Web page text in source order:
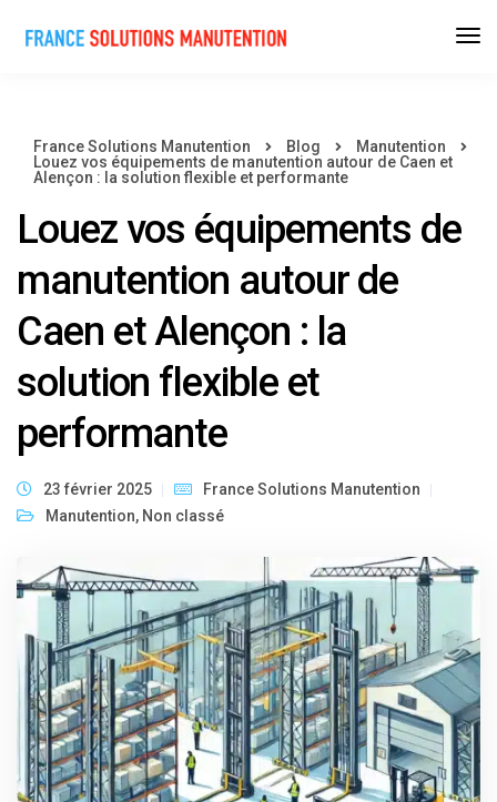
France Solutions Manutention Blog
Manutention
Louez vos équipements de manutention autour de Caen et
Alençon : la solution flexible et performante
Louez vos équipements de
manutention autour de
Caen et Alençon : la
solution flexible et
performante
23 février 2025
France Solutions Manutention
Manutention, Non classé